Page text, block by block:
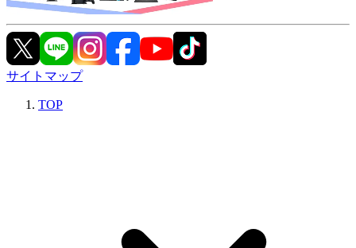
サイトマップ
TOP